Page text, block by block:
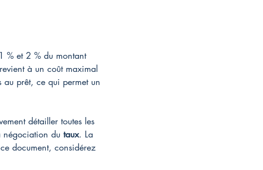
% et 2 % du montant
à un coût maximal
prêt, ce qui permet un
détailler toutes les
négociation du taux. La
document, considérez